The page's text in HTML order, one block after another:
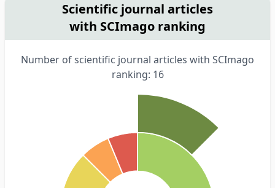
Scientific journal articles
with SCImago ranking
Number of scientific journal articles with SCImago
ranking: 16